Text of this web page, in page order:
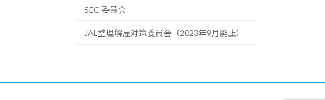
SEC 委員会
JAL整理解雇対策委員会（2023年9月廃止）